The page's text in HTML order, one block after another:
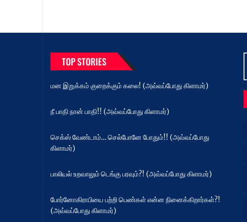
TOP STORIES
மன இறுக்கம் குறைக்கும் கலை! (அவ்வப்போது கிளாமர்)
நீ பாதி நான் பாதி!! (அவ்வப்போது கிளாமர்)
செக்ஸ் வேண்டாம்… செல்போனே போதும்!! (அவ்வப்போது
கிளாமர்)
பாலியல் உறவாலும் டெங்கு பரவும்?! (அவ்வப்போது கிளாமர்)
போர்னோகிராபியை பற்றி பெண்கள் என்ன நினைக்கிறார்கள்?!
(அவ்வப்போது கிளாமர்)